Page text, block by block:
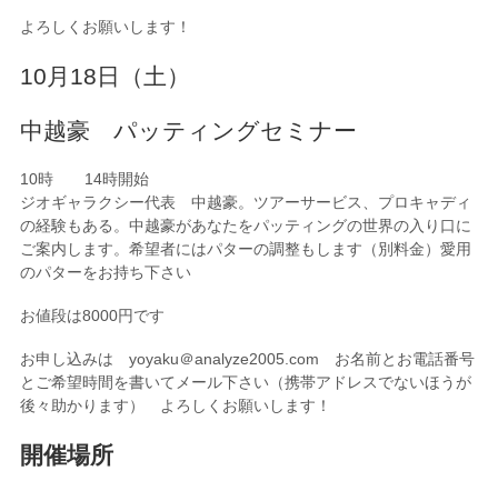
よろしくお願いします！
10月18日（土）
中越豪 パッティングセミナー
10時 14時開始
ジオギャラクシー代表 中越豪。ツアーサービス、プロキャディ
の経験もある。中越豪があなたをパッティングの世界の入り口に
ご案内します。希望者にはパターの調整もします（別料金）愛用
のパターをお持ち下さい
お値段は8000円です
お申し込みは yoyaku＠analyze2005.com お名前とお電話番号
とご希望時間を書いてメール下さい（携帯アドレスでないほうが
後々助かります） よろしくお願いします！
開催場所